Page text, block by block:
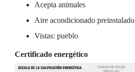
Acepta animales
Aire acondicionado preinstalado
Vistas: pueblo
Certificado energético